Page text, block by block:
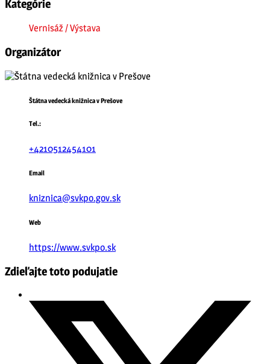
Kategórie
Vernisáž / Výstava
Organizátor
Štátna vedecká knižnica v Prešove
Tel.:
+4210512454101
Email
kniznica@svkpo.gov.sk
Web
https://www.svkpo.sk
Zdieľajte toto podujatie